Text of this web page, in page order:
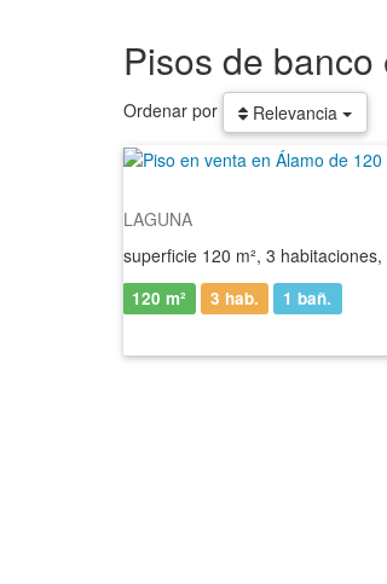
Pisos de banco
Ordenar por Relevancia
LAGUNA
superficie 120 m², 3
120 m² 3 hab. 1 bañ.